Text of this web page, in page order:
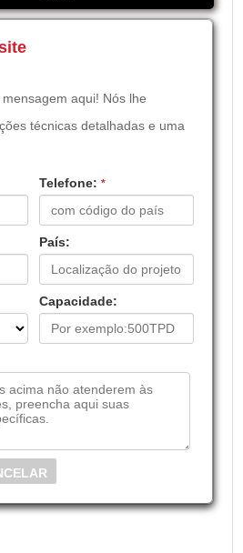
aqui! Nós lhe
técnicas detalhadas e uma
Telefone: *
País:
Capacidade: